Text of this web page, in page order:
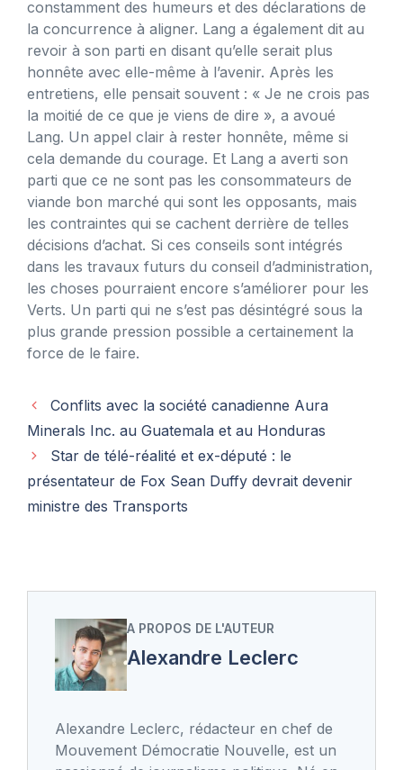
constamment des humeurs et des déclarations de
la concurrence à aligner. Lang a également dit au
revoir à son parti en disant qu’elle serait plus
honnête avec elle-même à l’avenir. Après les
entretiens, elle pensait souvent : « Je ne crois pas
la moitié de ce que je viens de dire », a avoué
Lang. Un appel clair à rester honnête, même si
cela demande du courage. Et Lang a averti son
parti que ce ne sont pas les consommateurs de
viande bon marché qui sont les opposants, mais
les contraintes qui se cachent derrière de telles
décisions d’achat. Si ces conseils sont intégrés
dans les travaux futurs du conseil d’administration,
les choses pourraient encore s’améliorer pour les
Verts. Un parti qui ne s’est pas désintégré sous la
plus grande pression possible a certainement la
force de le faire.
Conflits avec la société canadienne Aura
Minerals Inc. au Guatemala et au Honduras
Star de télé-réalité et ex-député : le
présentateur de Fox Sean Duffy devrait devenir
ministre des Transports
A PROPOS DE L'AUTEUR
Alexandre Leclerc
Alexandre Leclerc, rédacteur en chef de
Mouvement Démocratie Nouvelle, est un